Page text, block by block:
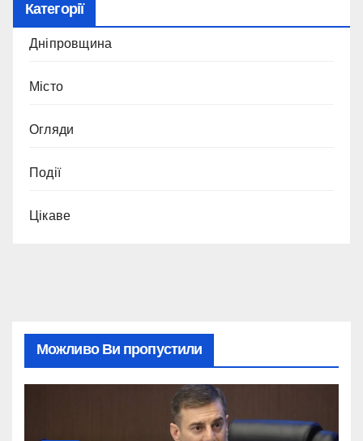
Категорії
Дніпровщина
Місто
Огляди
Події
Цікаве
Можливо Ви пропустили